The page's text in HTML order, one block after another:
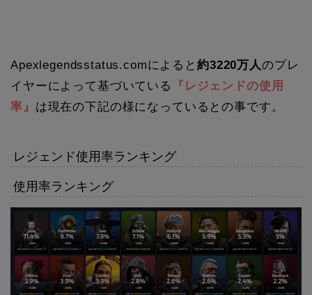
Apexlegendsstatus.comによると 約3220万人のプレ
イヤーによって基づいている
『レジェンドの使用
率』 は現在の下記の様になっているとの事です。
レジェンド使用率ランキング
使用率ランキング